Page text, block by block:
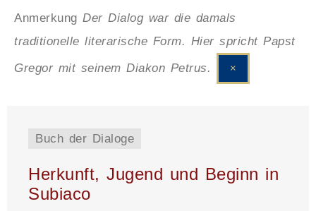
Anmerkung Der Dialog war die damals
traditionelle literarische Form. Hier spricht Papst
Gregor mit seinem Diakon Petrus.
×
Buch der Dialoge
Herkunft, Jugend und Beginn in
Subiaco